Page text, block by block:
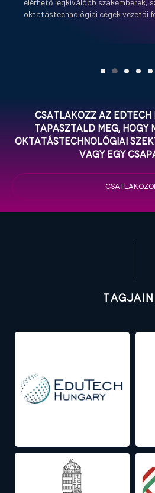
oktatástechnológiai cégek vezetői
Csatlakozz az
tapasztald meg, hogy
oktatástechnológiai
vagy egy